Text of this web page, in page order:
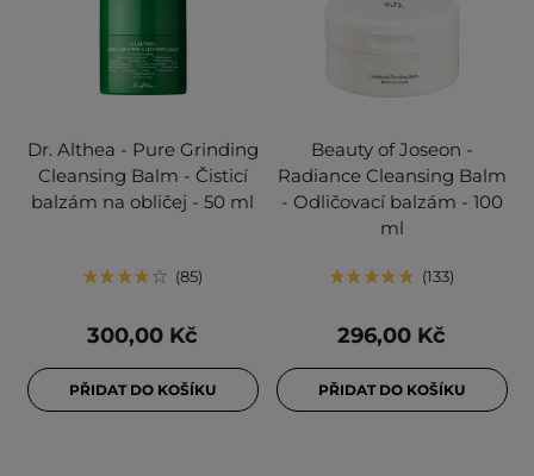
Dr. Althea - Pure Grinding
Cleansing Balm - Čisticí
balzám na obličej - 50 ml
85
300,00 Kč
PŘIDAT DO KOŠÍKU
Beauty of Joseon -
Radiance Cleansing Balm
- Odličovací balzám - 100
ml
133
296,00 Kč
PŘIDAT DO KOŠÍKU